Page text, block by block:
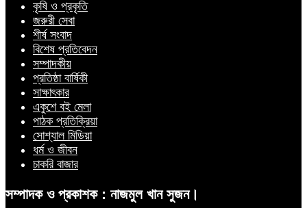
কৃষি ও প্রকৃতি
জরুরী সেবা
শীর্ষ সংবাদ
বিশেষ প্রতিবেদন
সম্পাদকীয়
প্রতিষ্ঠা বার্ষিকী
সাক্ষাৎকার
একুশে বই মেলা
পাঠক প্রতিক্রিয়া
সোশ্যাল মিডিয়া
ধর্ম ও জীবন
চাকরি বাজার
সম্পাদক ও প্রকাশক : নাজমুল খান সুজন।